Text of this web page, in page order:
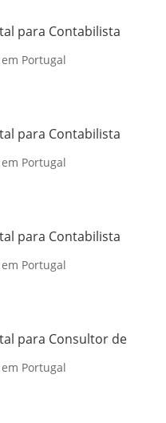
para Contabilista
Portugal
para Contabilista
Portugal
para Contabilista
Portugal
para Consultor de
Portugal